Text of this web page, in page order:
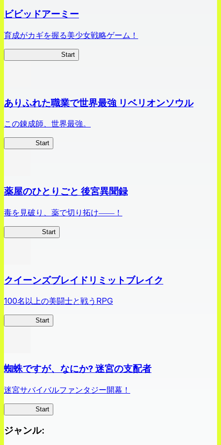
ビビッドアーミー
育成がカギを握る美少女戦略ゲーム！
Start
ありふれた職業で世界最強 リベリオンソウル
この錬成師、世界最強。
Start
薬屋のひとりごと 後宮異聞録
毒を見破り、薬で切り拓け――！
Start
クイーンズブレイドリミットブレイク
100名以上の美闘士と戦うRPG
Start
蜘蛛ですが、なにか? 迷宮の支配者
迷宮サバイバルファンタジー開幕！
Start
ジャンル: